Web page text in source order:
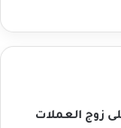
زوج العملات